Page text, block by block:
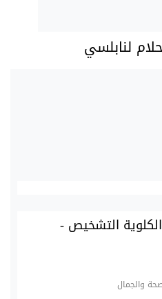
لنابلسي
الكلوية التشخيص -
والجمال